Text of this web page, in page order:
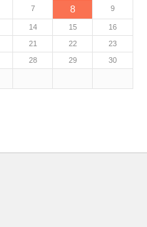
7 8 9
14 15
16
21 22
23
28 29 30